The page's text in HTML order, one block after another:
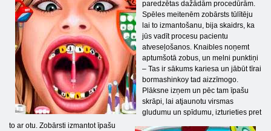
paredzētas dažādām procedūrām.
Spēles meitenēm zobārsts tūlītēju
lai to izmantošanu, bija skaidrs, ka
jūs vadīt procesu pacientu
atveseļošanos. Knaibles noņemt
aptumšotā zobus, un melni punktiņi
– Tas ir sākums kariesa un jābūt tīrai
bormashinkoy tad aizzīmogo.
Plāksne izņem un pēc tam īpašu
skrāpi, lai atjaunotu virsmas
gludumu un spīdumu, izturieties pret
to ar otu. Zobārsti izmantot īpašu